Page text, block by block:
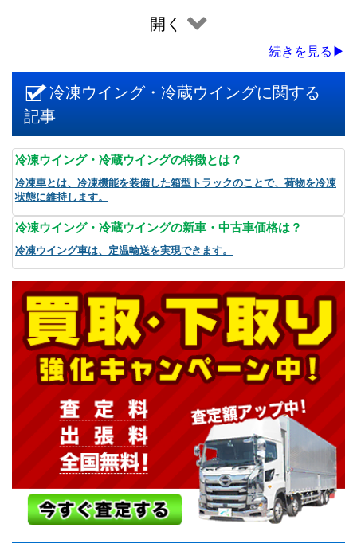
開く
続きを見る▶
冷凍ウイング・冷蔵ウイングに関する
記事
冷凍ウイング・冷蔵ウイングの特徴とは？
冷凍車とは、冷凍機能を装備した箱型トラックのことで、荷物を冷凍
状態に維持します。
冷凍ウイング・冷蔵ウイングの新車・中古車価格は？
冷凍ウイング車は、定温輸送を実現できます。